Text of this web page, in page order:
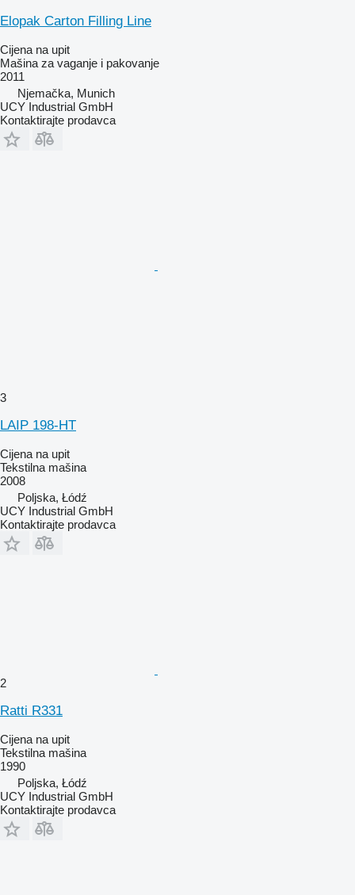
Elopak Carton Filling Line
Cijena na upit
Mašina za vaganje i pakovanje
2011
Njemačka, Munich
UCY Industrial GmbH
Kontaktirajte prodavca
3
LAIP 198-HT
Cijena na upit
Tekstilna mašina
2008
Poljska, Łódź
UCY Industrial GmbH
Kontaktirajte prodavca
2
Ratti R331
Cijena na upit
Tekstilna mašina
1990
Poljska, Łódź
UCY Industrial GmbH
Kontaktirajte prodavca